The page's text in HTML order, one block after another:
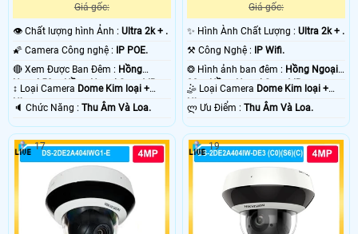
Giá gốc:
👁 Chất lượng hình Ảnh : Ultra 2k + .
🌠 Camera Công nghệ :
IP POE.
🔴 Xem Được Ban Đêm : Hồng
Ngoại 50m Hồng Ngoại Smart IR.
↕️ Loại Camera Dome Kim loại +
Nhựa.
️🔈 Chức Năng : Thu Âm Và Loa.
Giá gốc:
✨ Hình Ành Chất Lượng :Ultra 2k + .
⚒ Công Nghệ :
IP Wifi.
❂ Hình ảnh ban đêm : Hồng Ngoại
20m Hồng Ngoại Smart IR.
🤹 Loại Camera Dome Kim loại +
Nhựa.
️ლ Ưu Điểm :Thu Âm Và Loa.
17 19